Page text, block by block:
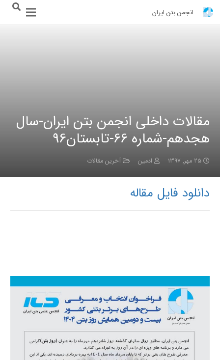
انجمن بتن ایران
مقالات داخلی انجمن بتن ایران-سال
هجدهم-شماره 66-تابستان96
۲۵ مهر, ۱۳۹۷ ادمین آخرین مقالات
دانلود فایل مقاله